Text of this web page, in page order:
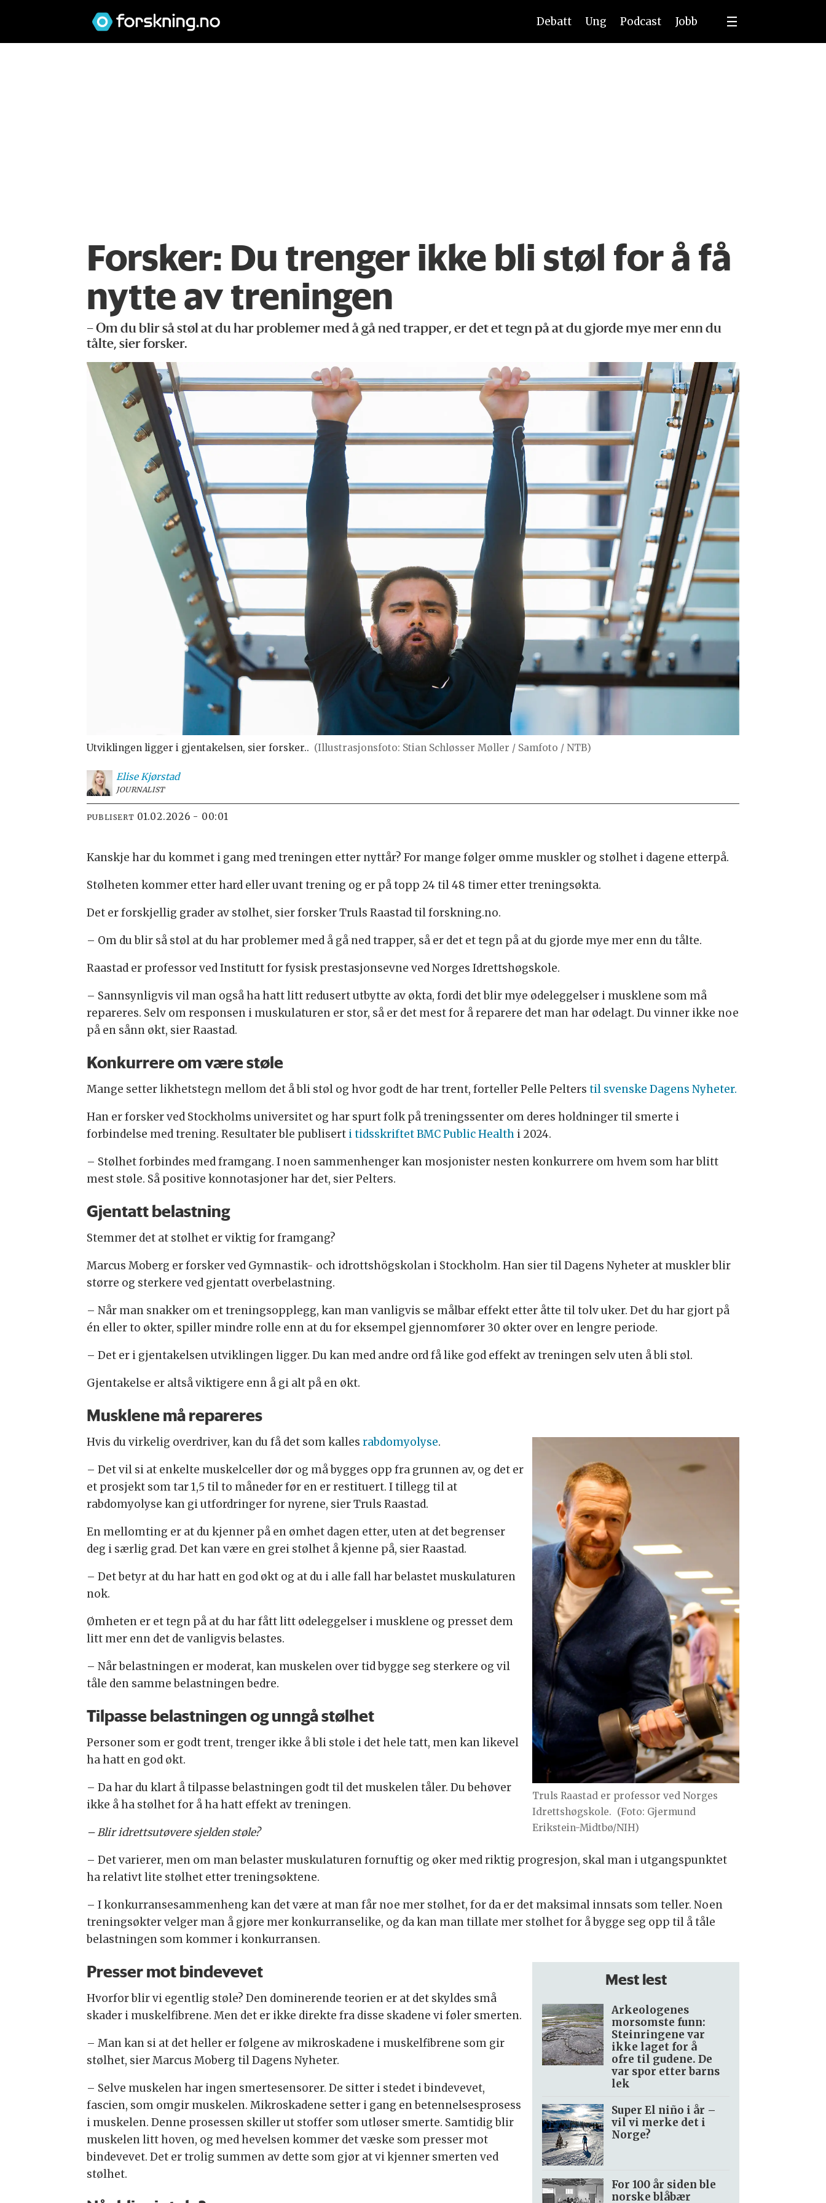
Debatt Ung Podcast Jobb
Forsker: Du trenger ikke bli støl for å få
nytte av treningen
– Om du blir så støl at du har problemer med å gå ned trapper, er det et tegn på at du gjorde mye mer enn du
tålte, sier forsker.
Utviklingen ligger i gjentakelsen, sier forsker.. (Illustrasjonsfoto: Stian Schløsser Møller / Samfoto / NTB)
Elise Kjørstad
JOURNALIST
PUBLISERT 01.02.2026 - 00:01
Kanskje har du kommet i gang med treningen etter nyttår? For mange følger ømme muskler og stølhet i dagene etterpå.
Stølheten kommer etter hard eller uvant trening og er på topp 24 til 48 timer etter treningsøkta.
Det er forskjellig grader av stølhet, sier forsker Truls Raastad til forskning.no.
– Om du blir så støl at du har problemer med å gå ned trapper, så er det et tegn på at du gjorde mye mer enn du tålte.
Raastad er professor ved Institutt for fysisk prestasjonsevne ved Norges Idrettshøgskole.
– Sannsynligvis vil man også ha hatt litt redusert utbytte av økta, fordi det blir mye ødeleggelser i musklene som må
repareres. Selv om responsen i muskulaturen er stor, så er det mest for å reparere det man har ødelagt. Du vinner ikke noe
på en sånn økt, sier Raastad.
Konkurrere om være støle
Mange setter likhetstegn mellom det å bli støl og hvor godt de har trent, forteller Pelle Pelters til svenske Dagens Nyheter.
Han er forsker ved Stockholms universitet og har spurt folk på treningssenter om deres holdninger til smerte i
forbindelse med trening. Resultater ble publisert i tidsskriftet BMC Public Healthi 2024.
– Stølhet forbindes med framgang. I noen sammenhenger kan mosjonister nesten konkurrere om hvem som har blitt
mest støle. Så positive konnotasjoner har det, sier Pelters.
Gjentatt belastning
Stemmer det at stølhet er viktig for framgang?
Marcus Moberg er forsker ved Gymnastik- och idrottshögskolan i Stockholm. Han sier til Dagens Nyheter at muskler blir
større og sterkere ved gjentatt overbelastning.
– Når man snakker om et treningsopplegg, kan man vanligvis se målbar effekt etter åtte til tolv uker. Det du har gjort på
én eller to økter, spiller mindre rolle enn at du for eksempel gjennomfører 30 økter over en lengre periode.
– Det er i gjentakelsen utviklingen ligger. Du kan med andre ord få like god effekt av treningen selv uten å bli støl.
Gjentakelse er altså viktigere enn å gi alt på en økt.
Musklene må repareres
Truls Raastad er professor ved Norges
Idrettshøgskole. (Foto: Gjermund
Erikstein-Midtbø/NIH)
Hvis du virkelig overdriver, kan du få det som kalles rabdomyolyse.
– Det vil si at enkelte muskelceller dør og må bygges opp fra grunnen av, og det er
et prosjekt som tar 1,5 til to måneder før en er restituert. I tillegg til at
rabdomyolyse kan gi utfordringer for nyrene, sier Truls Raastad.
En mellomting er at du kjenner på en ømhet dagen etter, uten at det begrenser
deg i særlig grad. Det kan være en grei stølhet å kjenne på, sier Raastad.
– Det betyr at du har hatt en god økt og at du i alle fall har belastet muskulaturen
nok.
Ømheten er et tegn på at du har fått litt ødeleggelser i musklene og presset dem
litt mer enn det de vanligvis belastes.
– Når belastningen er moderat, kan muskelen over tid bygge seg sterkere og vil
tåle den samme belastningen bedre.
Tilpasse belastningen og unngå stølhet
Personer som er godt trent, trenger ikke å bli støle i det hele tatt, men kan likevel
ha hatt en god økt.
– Da har du klart å tilpasse belastningen godt til det muskelen tåler. Du behøver
ikke å ha stølhet for å ha hatt effekt av treningen.
– Blir idrettsutøvere sjelden støle?
– Det varierer, men om man belaster muskulaturen fornuftig og øker med riktig progresjon, skal man i utgangspunktet
ha relativt lite stølhet etter treningsøktene.
– I konkurransesammenheng kan det være at man får noe mer stølhet, for da er det maksimal innsats som teller. Noen
treningsøkter velger man å gjøre mer konkurranselike, og da kan man tillate mer stølhet for å bygge seg opp til å tåle
belastningen som kommer i konkurransen.
Mest lest
Arkeologenes
morsomste funn:
Steinringene var
ikke laget for å
ofre til gudene. De
var spor etter barns
lek
Super El niño i år –
vil vi merke det i
Norge?
For 100 år siden ble
norske blåbær
Presser mot bindevevet
Hvorfor blir vi egentlig støle? Den dominerende teorien er at det skyldes små
skader i muskelfibrene. Men det er ikke direkte fra disse skadene vi føler smerten.
– Man kan si at det heller er følgene av mikroskadene i muskelfibrene som gir
stølhet, sier Marcus Moberg til Dagens Nyheter.
– Selve muskelen har ingen smertesensorer. De sitter i stedet i bindevevet,
fascien, som omgir muskelen. Mikroskadene setter i gang en betennelsesprosess
i muskelen. Denne prosessen skiller ut stoffer som utløser smerte. Samtidig blir
muskelen litt hoven, og med hevelsen kommer det væske som presser mot
bindevevet. Det er trolig summen av dette som gjør at vi kjenner smerten ved
stølhet.